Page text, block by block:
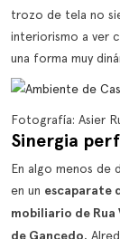
trozo de tela no
interiorismo a ver
una forma muy
Fotografía: Asier
Sinergia
En algo menos de
en un escaparate
mobiliario de Rua
de Gancedo.